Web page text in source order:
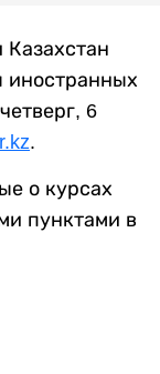
иностранных
6
.
о курсах
пунктами в